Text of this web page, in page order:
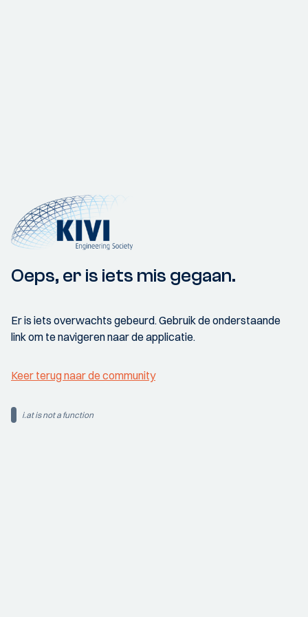
Oeps, er is iets mis gegaan.
Er is iets overwachts gebeurd. Gebruik de onderstaande
link om te navigeren naar de applicatie.
Keer terug naar de community
i.at is not a function